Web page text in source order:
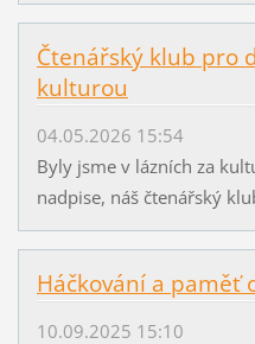
Čtenářský klub pro
kulturou
04.05.2026 15:54
Byly jsme v lázních za
nadpise, náš čtenářský
Háčkování a paměť
10.09.2025 15:10